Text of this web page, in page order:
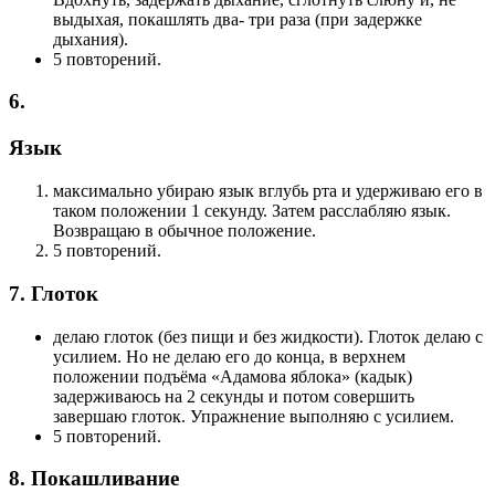
выдыхая, покашлять два- три раза (при задержке
дыхания).
5 повторений.
6.
Язык
максимально убираю язык вглубь рта и удерживаю его в
таком положении 1 секунду. Затем расслабляю язык.
Возвращаю в обычное положение.
5 повторений.
7. Глоток
делаю глоток (без пищи и без жидкости). Глоток делаю с
усилием. Но не делаю его до конца, в верхнем
положении подъёма «Адамова яблока» (кадык)
задерживаюсь на 2 секунды и потом совершить
завершаю глоток. Упражнение выполняю с усилием.
5 повторений.
8. Покашливание